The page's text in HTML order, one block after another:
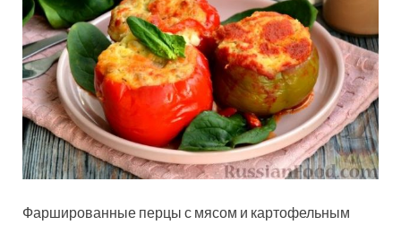
Фаршированные перцы с мясом и картофельным